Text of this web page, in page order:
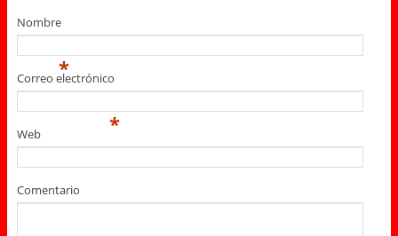
Nombre
*
Correo electrónico
*
Web
Comentario